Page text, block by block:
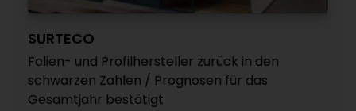
SURTECO
Folien- und Profilhersteller zurück in den
schwarzen Zahlen / Prognosen für das
Gesamtjahr bestätigt